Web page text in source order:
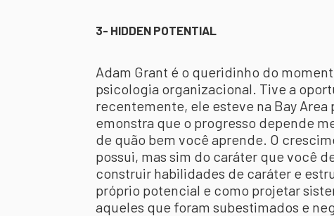
3- HIDDEN POTENTIAL
Adam Grant é o queridinho do
psicologia organizacional. Tive a
recentemente, ele esteve na Bay
emonstra que o progresso depende
de quão bem você aprende. O
possui, mas sim do caráter que você
construir habilidades de caráter e
próprio potencial e como projetar
aqueles que foram subestimados e